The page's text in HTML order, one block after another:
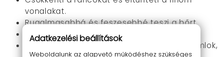
vonalakat.
Rugalmasabbá és feszesebbé teszi a bőrt
Revitalizálja a bőrt
Több területen használhatod, arc, nyak, homlok,
Adatkezelési beállítások
Weboldalunk az alapvető működéshez szükséges